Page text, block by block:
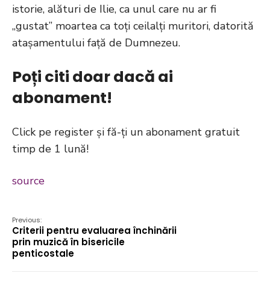
istorie, alături de Ilie, ca unul care nu ar fi
„gustat” moartea ca toți ceilalți muritori, datorită
atașamentului față de Dumnezeu.
Poți citi doar dacă ai
abonament!
Click pe register și fă-ți un abonament gratuit
timp de 1 lună!
source
Previous:
Criterii pentru evaluarea închinării
prin muzică în bisericile
penticostale